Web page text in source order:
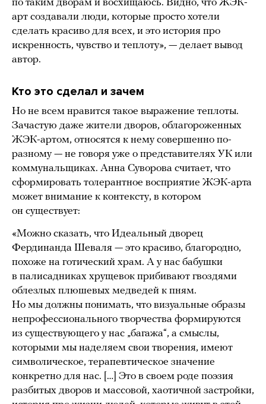
по таким дворам и восхищаюсь. Видно, что ЖЭК-
арт создавали люди, которые просто хотели
сделать красиво для всех, и это история про
искренность, чувство и теплоту», — делает вывод
автор.
Кто это сделал и зачем
Но не всем нравится такое выражение теплоты.
Зачастую даже жители дворов, облагороженных
ЖЭК-артом, относятся к нему совершенно по-
разному — не говоря уже о представителях УК или
коммунальщиках. Анна Суворова считает, что
сформировать толерантное восприятие ЖЭК-арта
может внимание к контексту, в котором
он существует:
«Можно сказать, что Идеальный дворец
Фердинанда Шеваля — это красиво, благородно,
похоже на готический храм. А у нас бабушки
в палисадниках хрущевок прибивают гвоздями
облезлых плюшевых медведей к пням.
Но мы должны понимать, что визуальные образы
непрофессионального творчества формируются
из существующего у нас „багажа“, а смыслы,
которыми мы наделяем свои творения, имеют
символическое, терапевтическое значение
конкретно для нас. […] Это в своем роде поэзия
разбитых дворов и массовой, хаотичной застройки,